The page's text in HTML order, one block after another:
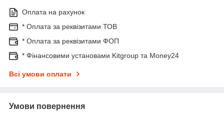
Оплата на рахунок
* Оплата за реквізитами ТОВ
* Оплата за реквізитами ФОП
* Фінансовими установами Kitgroup та Money24
Всі умови оплати
Умови повернення